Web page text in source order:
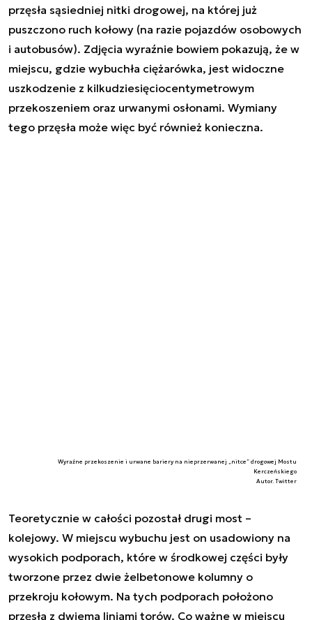
przęsła sąsiedniej nitki drogowej, na której już
puszczono ruch kołowy (na razie pojazdów osobowych
i autobusów). Zdjęcia wyraźnie bowiem pokazują, że w
miejscu, gdzie wybuchła ciężarówka, jest widoczne
uszkodzenie z kilkudziesięciocentymetrowym
przekoszeniem oraz urwanymi osłonami. Wymiany
tego przęsła może więc być również konieczna.
Wyraźne przekoszenie i urwane bariery na nieprzerwanej „nitce” drogowej Mostu
Kerczeńskiego
Autor. Twitter
Teoretycznie w całości pozostał drugi most –
kolejowy. W miejscu wybuchu jest on usadowiony na
wysokich podporach, które w środkowej części były
tworzone przez dwie żelbetonowe kolumny o
przekroju kołowym. Na tych podporach położono
przęsła z dwiema liniami torów. Co ważne w miejscu